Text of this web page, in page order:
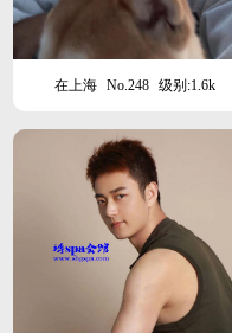
在上海 No.248 级别:1.6k